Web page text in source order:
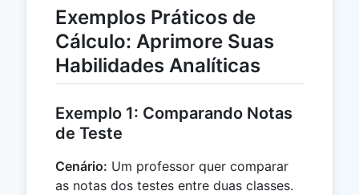
Exemplos Práticos de
Cálculo: Aprimore Suas
Habilidades Analíticas
Exemplo 1: Comparando Notas
de Teste
Cenário: Um professor quer comparar
as notas dos testes entre duas classes.